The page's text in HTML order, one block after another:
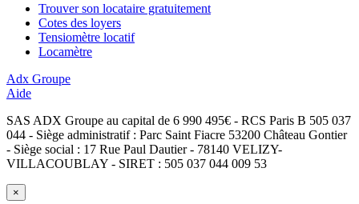
Trouver son locataire gratuitement
Cotes des loyers
Tensiomètre locatif
Locamètre
Adx Groupe
Aide
SAS ADX Groupe au capital de 6 990 495€ - RCS Paris B 505 037
044 - Siège administratif : Parc Saint Fiacre 53200 Château Gontier
- Siège social : 17 Rue Paul Dautier - 78140 VELIZY-
VILLACOUBLAY - SIRET : 505 037 044 009 53
×